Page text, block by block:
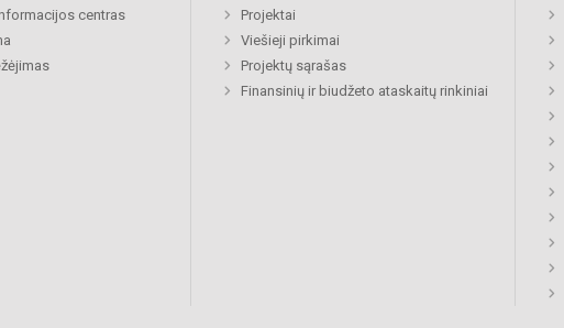
centras
Projektai
Viešieji pirkimai
Projektų sąrašas
Finansinių ir biudžeto ataskaitų rinkiniai